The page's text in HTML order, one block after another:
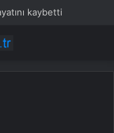
kaybetti